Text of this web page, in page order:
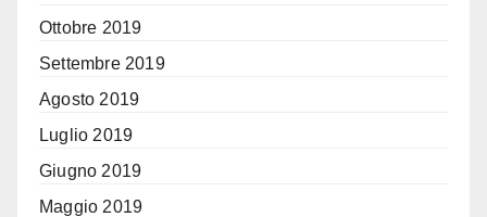
Ottobre 2019
Settembre 2019
Agosto 2019
Luglio 2019
Giugno 2019
Maggio 2019